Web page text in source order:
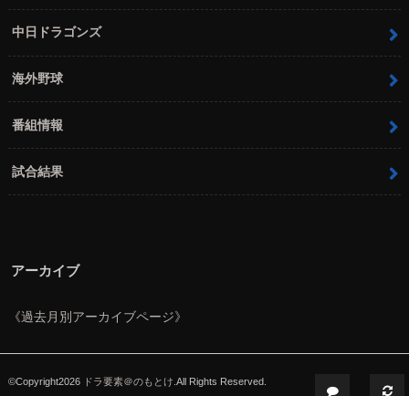
中日ドラゴンズ
海外野球
番組情報
試合結果
アーカイブ
《過去月別アーカイブページ》
©Copyright2026 ドラ要素＠のもとけ .All Rights Reserved.